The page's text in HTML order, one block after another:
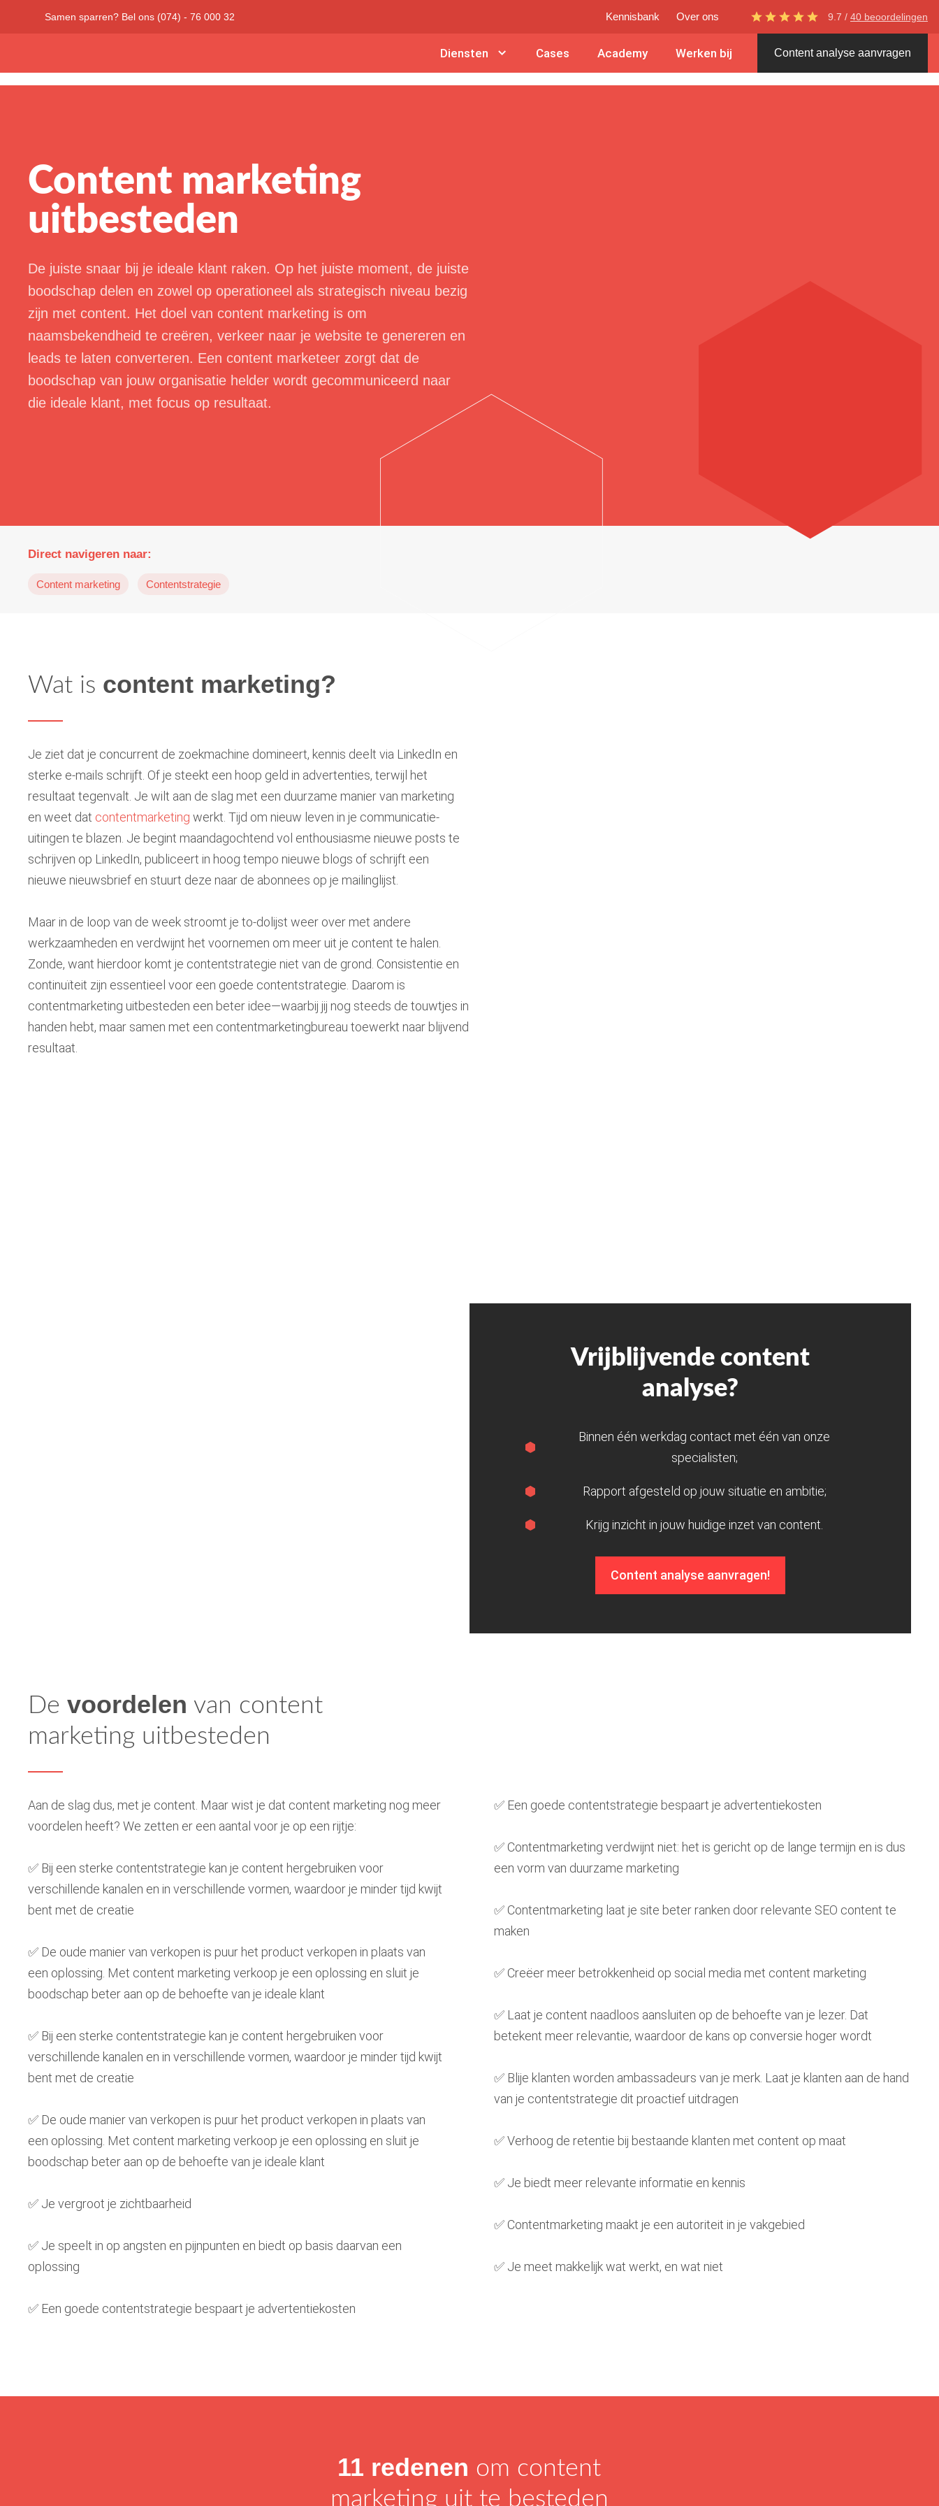
Samen sparren? Bel ons (074) - 76 000 32 Kennisbank Over ons 9.7 / 40 beoordelingen
Diensten Cases Academy Werken bij Content analyse aanvragen
Content marketing
uitbesteden
De juiste snaar bij je ideale klant raken. Op het juiste moment, de juiste
boodschap delen en zowel op operationeel als strategisch niveau bezig
zijn met content. Het doel van content marketing is om
naamsbekendheid te creëren, verkeer naar je website te genereren en
leads te laten converteren. Een content marketeer zorgt dat de
boodschap van jouw organisatie helder wordt gecommuniceerd naar
die ideale klant, met focus op resultaat.
Direct navigeren naar:
Content marketing Contentstrategie
Wat is content marketing?
Je ziet dat je concurrent de zoekmachine domineert, kennis deelt via LinkedIn en
sterke e-mails schrijft. Of je steekt een hoop geld in advertenties, terwijl het
resultaat tegenvalt. Je wilt aan de slag met een duurzame manier van marketing
en weet dat contentmarketing werkt. Tijd om nieuw leven in je communicatie-
uitingen te blazen. Je begint maandagochtend vol enthousiasme nieuwe posts te
schrijven op LinkedIn, publiceert in hoog tempo nieuwe blogs of schrijft een
nieuwe nieuwsbrief en stuurt deze naar de abonnees op je mailinglijst.
Maar in de loop van de week stroomt je to-dolijst weer over met andere
werkzaamheden en verdwijnt het voornemen om meer uit je content te halen.
Zonde, want hierdoor komt je contentstrategie niet van de grond. Consistentie en
continuïteit zijn essentieel voor een goede contentstrategie. Daarom is
contentmarketing uitbesteden een beter idee—waarbij jij nog steeds de touwtjes in
handen hebt, maar samen met een contentmarketingbureau toewerkt naar blijvend
resultaat.
Vrijblijvende content
analyse?
Binnen één werkdag contact met één van onze
specialisten;
Rapport afgesteld op jouw situatie en ambitie;
Krijg inzicht in jouw huidige inzet van content.
Content analyse aanvragen!
De voordelen van content
marketing uitbesteden
Aan de slag dus, met je content. Maar wist je dat content marketing nog meer
voordelen heeft? We zetten er een aantal voor je op een rijtje:
✅ Bij een sterke contentstrategie kan je content hergebruiken voor
verschillende kanalen en in verschillende vormen, waardoor je minder tijd kwijt
bent met de creatie
✅ De oude manier van verkopen is puur het product verkopen in plaats van
een oplossing. Met content marketing verkoop je een oplossing en sluit je
boodschap beter aan op de behoefte van je ideale klant
✅ Bij een sterke contentstrategie kan je content hergebruiken voor
verschillende kanalen en in verschillende vormen, waardoor je minder tijd kwijt
bent met de creatie
✅ De oude manier van verkopen is puur het product verkopen in plaats van
een oplossing. Met content marketing verkoop je een oplossing en sluit je
boodschap beter aan op de behoefte van je ideale klant
✅ Je vergroot je zichtbaarheid
✅ Je speelt in op angsten en pijnpunten en biedt op basis daarvan een
oplossing
✅ Een goede contentstrategie bespaart je advertentiekosten
✅ Een goede contentstrategie bespaart je advertentiekosten
✅ Contentmarketing verdwijnt niet: het is gericht op de lange termijn en is dus
een vorm van duurzame marketing
✅ Contentmarketing laat je site beter ranken door relevante SEO content te
maken
✅ Creëer meer betrokkenheid op social media met content marketing
✅ Laat je content naadloos aansluiten op de behoefte van je lezer. Dat
betekent meer relevantie, waardoor de kans op conversie hoger wordt
✅ Blije klanten worden ambassadeurs van je merk. Laat je klanten aan de hand
van je contentstrategie dit proactief uitdragen
✅ Verhoog de retentie bij bestaande klanten met content op maat
✅ Je biedt meer relevante informatie en kennis
✅ Contentmarketing maakt je een autoriteit in je vakgebied
✅ Je meet makkelijk wat werkt, en wat niet
11 redenen om content
marketing uit te besteden